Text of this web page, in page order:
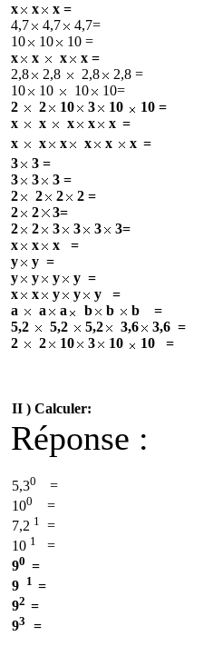
x
x
x =
4,7
4,7
4,7=
10
10
10 =
x
x x
x =
2,8
2,8 2,8
2,8 =
10
10 10
10=
2
2 10 3 10
10 =
x
x x x x =
x
x x x x x =
3
3 =
3
3
3 =
2
2 2
2 =
2
2
3=
2
2 3 3 3
3=
x
x x
=
y
y =
y
y y y =
x
x y y y
=
a
a a b b b
=
5,2
5,2 5,2 3,6 3,6 =
2
2 10 3 10 10 =
II )Calculer:
Réponse :
5,30
=
100
=
7,2 1 =
10 1
=
90 =
9
1 =
92 =
93 =